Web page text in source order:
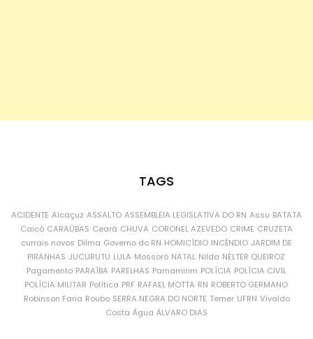
TAGS
ACIDENTE Alcaçuz ASSALTO ASSEMBLEIA LEGISLATIVA DO RN Assu BATATA
Caicó CARAÚBAS Ceará CHUVA CORONEL AZEVEDO CRIME CRUZETA
currais novos Dilma Governo do RN HOMICÍDIO INCÊNDIO JARDIM DE
PIRANHAS JUCURUTU LULA Mossoró NATAL Nilda NÉLTER QUEIROZ
Pagamento PARAÍBA PARELHAS Parnamirim POLÍCIA POLÍCIA CIVIL
POLÍCIA MILITAR Política PRF RAFAEL MOTTA RN ROBERTO GERMANO
Robinson Faria Roubo SERRA NEGRA DO NORTE Temer UFRN Vivaldo
Costa Água ÁLVARO DIAS